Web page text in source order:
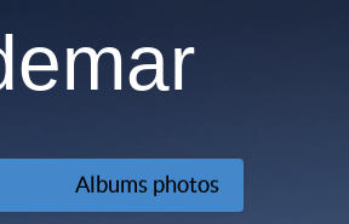
Albums photos